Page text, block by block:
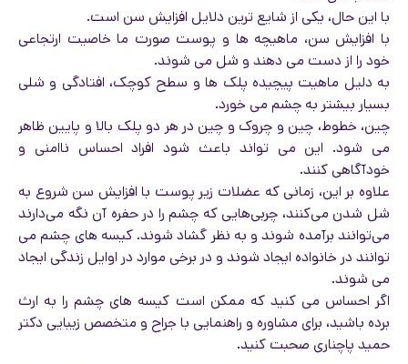
با این حال، یکی از شایع ترین دلایل افزایش سن است.
با افزایش سن، ماهیچه ها و پوست صورت ما خاصیت ارتجاعی
خود را از دست می دهند و شل می شوند.
به دلیل ماهیت پیچیده پلک ها و سطح کوچک، افتادگی و شلی
بسیار بیشتر به چشم می خورد.
چین، خطوط، چین و چروک و چین در هر دو پلک بالا و پایین ظاهر
می شود. این می تواند باعث شود افراد احساس ناامنی و
خودآگاهی کنند.
علاوه بر این، زمانی که عضلات زیر پوست با افزایش سن شروع به
شل شدن می‌کنند، چربی‌هایی که چشم را در حفره آن نگه می‌دارند
می‌توانند برآمده شوند و به نظر گشاد شوند. کیسه های چشم می
توانند در خانواده ایجاد شوند و در برخی موارد در اوایل زندگی ایجاد
می شوند.
اگر احساس می کنید که ممکن است کیسه های چشم را به ارث
برده باشید، برای مشاوره و راهنمایی با جراح و متخصص زیبایی دکتر
حمید پاچناری صحبت کنید.